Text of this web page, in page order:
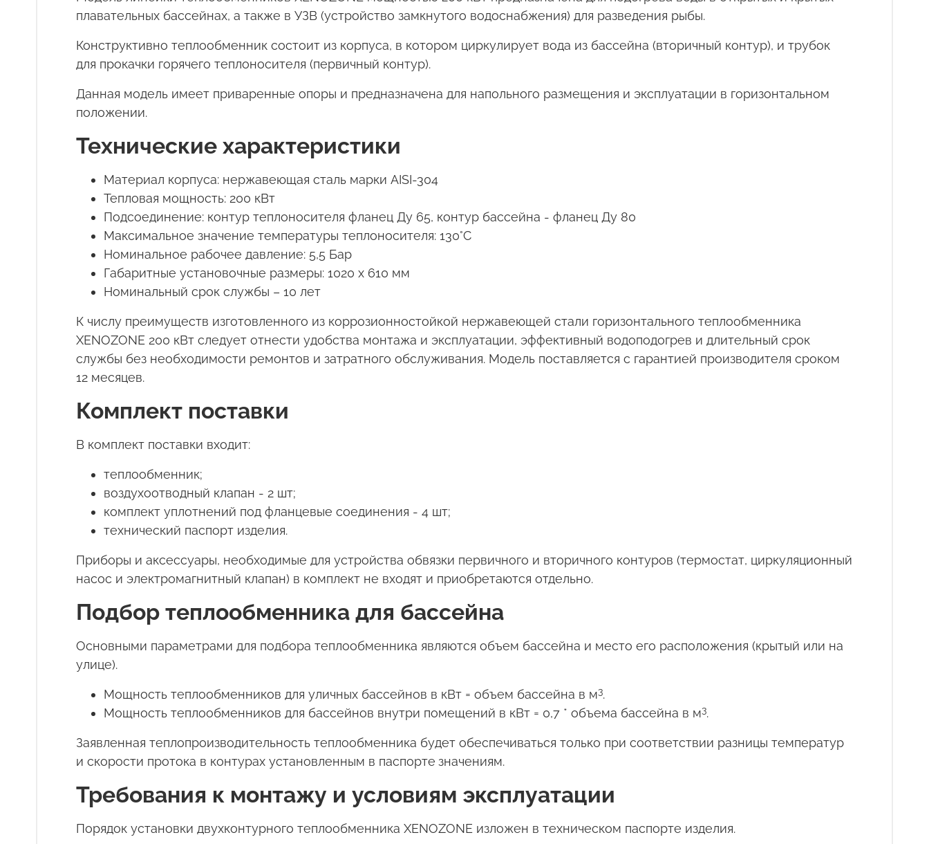
плавательных бассейнах, а также в УЗВ (устройство замкнутого водоснабжения) для разведения рыбы.
Конструктивно теплообменник состоит из корпуса, в котором циркулирует вода из бассейна (вторичный контур), и трубок
для прокачки горячего теплоносителя (первичный контур).
Данная модель имеет приваренные опоры и предназначена для напольного размещения и эксплуатации в горизонтальном
положении.
Технические характеристики
Материал корпуса: нержавеющая сталь марки AISI-304
Тепловая мощность: 200 кВт
Подсоединение: контур теплоносителя фланец Ду 65, контур бассейна - фланец Ду 80
Максимальное значение температуры теплоносителя: 130°C
Номинальное рабочее давление: 5,5 Бар
Габаритные установочные размеры: 1020 х 610 мм
Номинальный срок службы – 10 лет
К числу преимуществ изготовленного из коррозионностойкой нержавеющей стали горизонтального теплообменника
XENOZONE 200 кВт следует отнести удобства монтажа и эксплуатации, эффективный водоподогрев и длительный срок
службы без необходимости ремонтов и затратного обслуживания. Модель поставляется с гарантией производителя сроком
12 месяцев.
Комплект поставки
В комплект поставки входит:
теплообменник;
воздухоотводный клапан - 2 шт;
комплект уплотнений под фланцевые соединения - 4 шт;
технический паспорт изделия.
Приборы и аксессуары, необходимые для устройства обвязки первичного и вторичного контуров (термостат, циркуляционный
насос и электромагнитный клапан) в комплект не входят и приобретаются отдельно.
Подбор теплообменника для бассейна
Основными параметрами для подбора теплообменника являются объем бассейна и место его расположения (крытый или на
улице).
Мощность теплообменников для уличных бассейнов в кВт = объем бассейна в м3.
Мощность теплообменников для бассейнов внутри помещений в кВт = 0,7 * объема бассейна в м3.
Заявленная теплопроизводительность теплообменника будет обеспечиваться только при соответствии разницы температур
и скорости протока в контурах установленным в паспорте значениям.
Требования к монтажу и условиям эксплуатации
Порядок установки двухконтурного теплообменника XENOZONE изложен в техническом паспорте изделия.